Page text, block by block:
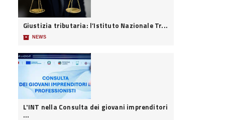
Giustizia tributaria: l’Istituto Nazionale Tr...
📦 NEWS
L'INT nella Consulta dei giovani imprenditori
...